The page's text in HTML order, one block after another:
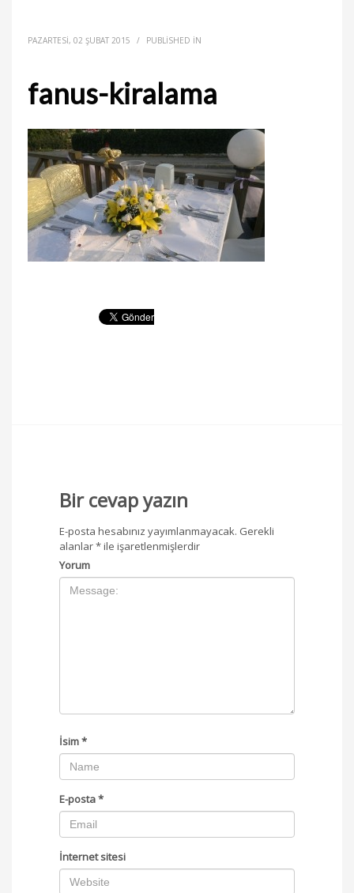
PAZARTESI, 02 ŞUBAT 2015 / PUBLISHED IN
fanus-kiralama
Bir cevap yazın
E-posta hesabınız yayımlanmayacak. Gerekli
alanlar*ile işaretlenmişlerdir
Yorum
İsim*
E-posta*
İnternet sitesi